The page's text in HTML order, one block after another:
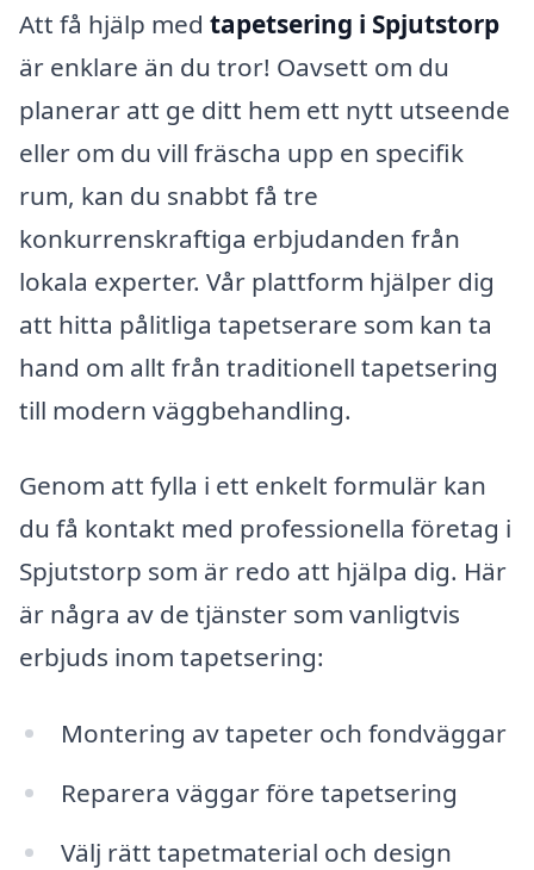
Att få hjälp med tapetsering i Spjutstorp
är enklare än du tror! Oavsett om du
planerar att ge ditt hem ett nytt utseende
eller om du vill fräscha upp en specifik
rum, kan du snabbt få tre
konkurrenskraftiga erbjudanden från
lokala experter. Vår plattform hjälper dig
att hitta pålitliga tapetserare som kan ta
hand om allt från traditionell tapetsering
till modern väggbehandling.
Genom att fylla i ett enkelt formulär kan
du få kontakt med professionella företag i
Spjutstorp som är redo att hjälpa dig. Här
är några av de tjänster som vanligtvis
erbjuds inom tapetsering:
Montering av tapeter och fondväggar
Reparera väggar före tapetsering
Välj rätt tapetmaterial och design